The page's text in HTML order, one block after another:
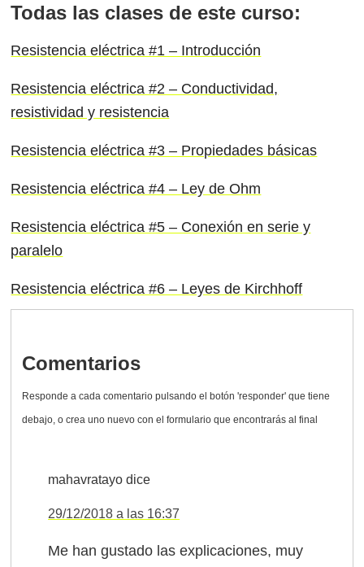
Todas las clases de este curso:
Resistencia eléctrica #1 – Introducción
Resistencia eléctrica #2 – Conductividad,
resistividad y resistencia
Resistencia eléctrica #3 – Propiedades básicas
Resistencia eléctrica #4 – Ley de Ohm
Resistencia eléctrica #5 – Conexión en serie y
paralelo
Resistencia eléctrica #6 – Leyes de Kirchhoff
Comentarios
mahavratayo dice
29/12/2018 a las 16:37
Me han gustado las explicaciones, muy